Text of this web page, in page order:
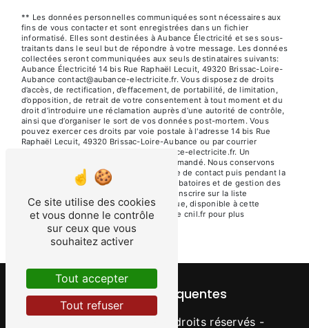
** Les données personnelles communiquées sont nécessaires aux
fins de vous contacter et sont enregistrées dans un fichier
informatisé. Elles sont destinées à Aubance Électricité et ses sous-
traitants dans le seul but de répondre à votre message. Les données
collectées seront communiquées aux seuls destinataires suivants:
Aubance Électricité 14 bis Rue Raphaël Lecuit, 49320 Brissac-Loire-
Aubance contact@aubance-electricite.fr. Vous disposez de droits
d’accès, de rectification, d’effacement, de portabilité, de limitation,
d’opposition, de retrait de votre consentement à tout moment et du
droit d’introduire une réclamation auprès d’une autorité de contrôle,
ainsi que d’organiser le sort de vos données post-mortem. Vous
pouvez exercer ces droits par voie postale à l'adresse 14 bis Rue
Raphaël Lecuit, 49320 Brissac-Loire-Aubance ou par courrier
électronique à l'adresse contact@aubance-electricite.fr. Un
justificatif d'identité pourra vous être demandé. Nous conservons
vos données pendant la période de prise de contact puis pendant la
durée de prescription légale aux fins probatoires et de gestion des
contentieux. Vous avez le droit de vous inscrire sur la liste
d'opposition au démarchage téléphonique, disponible à cette
adresse: Bloctel.gouv.fr . Consultez le site cnil.fr pour plus
d’informations sur vos droits.
Recherches fréquentes
- 2026 - Tous droits réservés -
Ce site utilise des cookies
et vous donne le contrôle
sur ceux que vous
souhaitez activer
Tout accepter
Tout refuser